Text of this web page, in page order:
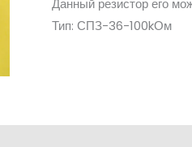
Данный резистор его
Тип: СПЗ-36-100kОм